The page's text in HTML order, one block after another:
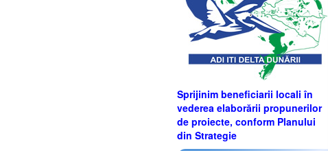
Sprijinim beneficiarii locali în
vederea elaborării propunerilor
de proiecte, conform Planului
din Strategie